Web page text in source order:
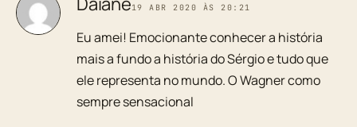
19 ABR 2020 ÀS 20:21
Eu amei! Emocionante conhecer a história
mais a fundo a história do Sérgio e tudo que
ele representa no mundo. O Wagner como
sempre sensacional